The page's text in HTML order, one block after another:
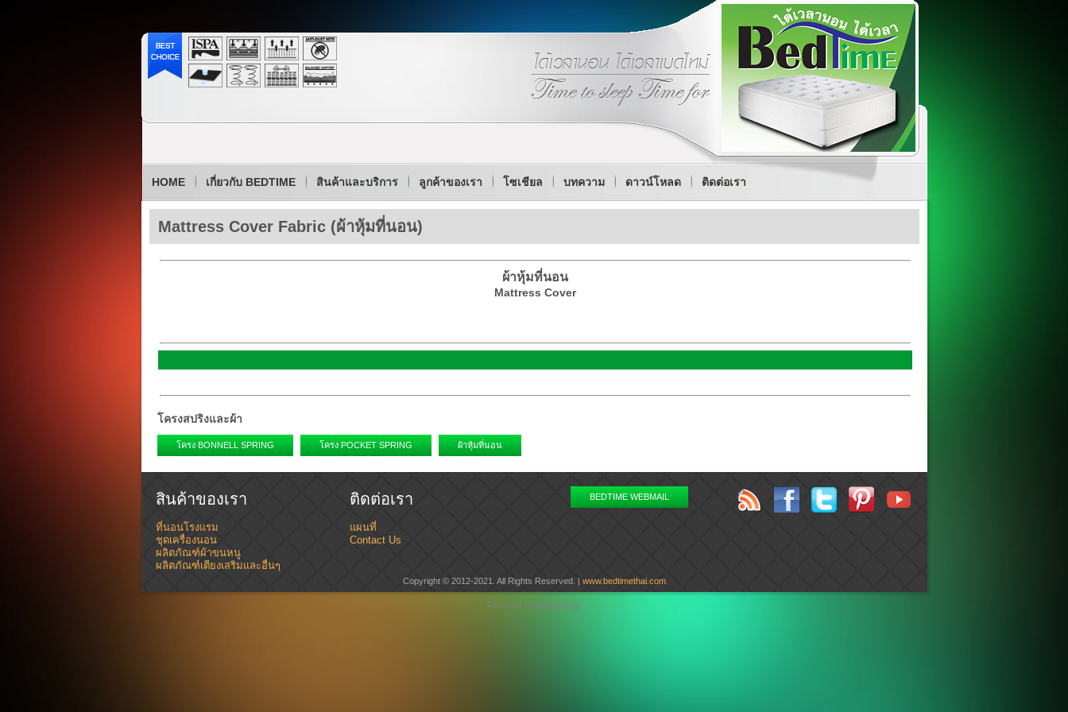
HOME เกี่ยวกับ BEDTIME สินค้าและบริการ ลูกค้าของเรา โซเชียล บทความ ดาวน์โหลด ติดต่อเรา
Mattress Cover Fabric (ผ้าหุ้มที่นอน)
ผ้าหุ้มที่นอน
Mattress Cover
โครงสปริงและผ้า
โครง BONNELL SPRING โครง POCKET SPRING ผ้าหุ้มที่นอน
สินค้าของเรา
ที่นอนโรงแรม
ชุดเครื่องนอน
ผลิตภัณฑ์ผ้าขนหนู
ผลิตภัณฑ์เตียงเสริมและอื่นๆ
ติดต่อเรา
แผนที่
Contact Us
BEDTIME WEBMAIL
Copyright © 2012-2021. All Rights Reserved. | www.bedtimethai.com
Designed by Bedtimethai.